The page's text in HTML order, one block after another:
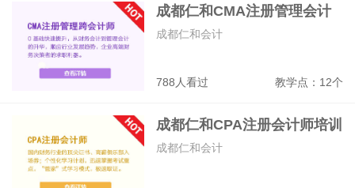
成都仁和CMA注册管理会计
师培训班
788人看过 教学点：12个
成都仁和会计
成都仁和CPA注册会计师培训
成都仁和会计